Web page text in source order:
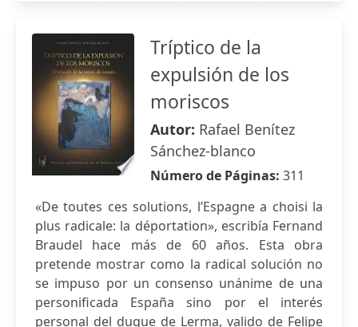
Tríptico de la
expulsión de los
moriscos
Autor: Rafael Benítez
Sánchez-blanco
Número de Páginas: 311
«De toutes ces solutions, l’Espagne a choisi la
plus radicale: la déportation», escribía Fernand
Braudel hace más de 60 años. Esta obra
pretende mostrar como la radical solución no
se impuso por un consenso unánime de una
personificada España sino por el interés
personal del duque de Lerma, valido de Felipe